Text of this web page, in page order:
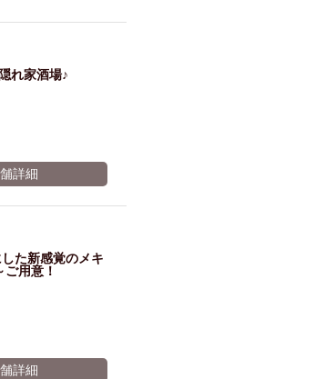
れ家酒場♪
詳細
た新感覚のメキ
用意！
詳細